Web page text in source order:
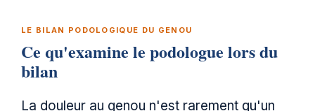
Modèle 3D temps réel · Three.js r160 · Cabinet Olagnier · Bron,
LE BILAN PODOLOGIQUE DU GENOU
Ce qu'examine le podologue lors du
bilan
La douleur au genou n'est rarement qu'un